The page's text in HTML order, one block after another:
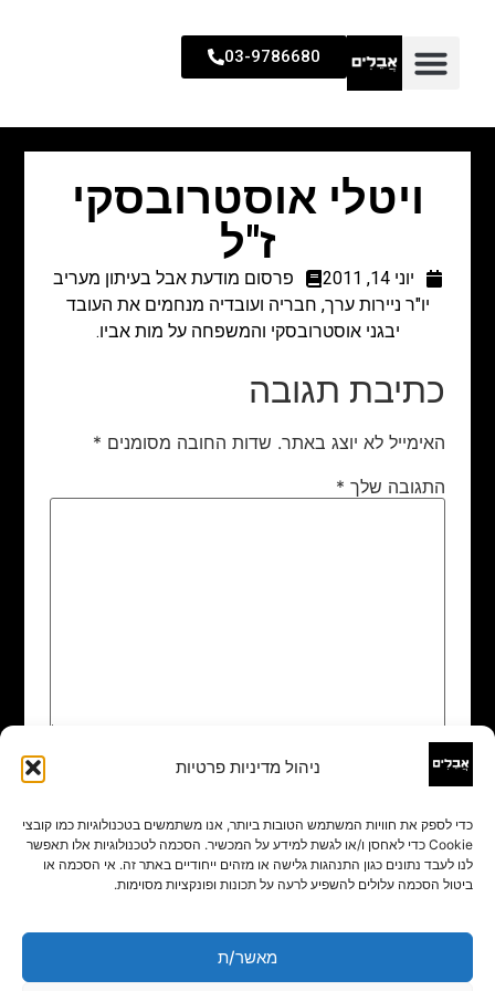
ניהול מדיניות פרטיות
כדי לספק את חוויות המשתמש הטובות ביותר, אנו משתמשים בטכנולוגיות כמו קובצי
Cookie כדי לאחסן ו/או לגשת למידע על המכשיר. הסכמה לטכנולוגיות אלו תאפשר
לנו לעבד נתונים כגון התנהגות גלישה או מזהים ייחודיים באתר זה. אי הסכמה או
ביטול הסכמה עלולים להשפיע לרעה על תכונות ופונקציות מסוימות.
מאשר/ת
03-9786680
ויטלי אוסטרובסקי
ז"ל
יוני 14, 2011
פרסום מודעת אבל בעיתון מעריב
יו"ר ניירות ערך, חבריה ועובדיה מנחמים את העובד
יבגני אוסטרובסקי והמשפחה על מות אביו.
כתיבת תגובה
האימייל לא יוצג באתר. שדות החובה מסומנים *
התגובה שלך *
שם
אימייל*